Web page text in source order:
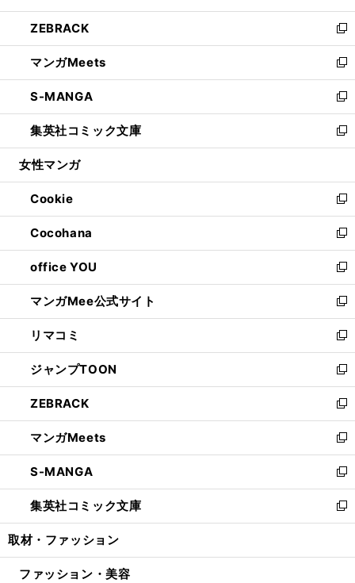
開
く
ウ
で
開
く
ン
ド
ウ
で
開
く
ウ
ィ
ン
ド
ウ
で
開
く
し
い
ウ
ィ
ン
ド
ウ
で
開
ZEBRACK
新
し
い
ウ
ィ
ン
ド
ウ
開
く
マンガMeets
新
し
い
ウ
ィ
ン
ウ
で
開
く
S-MANGA
新
し
い
ウ
ン
ド
ウ
で
開
く
集英社コミック文庫
新
し
ウ
ィ
ン
ド
ウ
で
開
く
女性マンガ
Cookie
新
し
い
ウ
ィ
ン
ド
ウ
で
開
く
Cocohana
新
し
い
ウ
ィ
ン
ド
ウ
で
開
く
office YOU
新
し
い
ウ
ィ
ン
ド
ウ
で
開
く
マンガMee公式サイト
新
し
い
ウ
ィ
ン
ド
ウ
で
開
く
リマコミ
新
し
い
ウ
ィ
ン
ド
ウ
で
開
く
ジャンプTOON
新
し
い
ウ
ィ
ン
ド
ウ
で
開
ZEBRACK
新
し
い
ウ
ィ
ン
ド
ウ
開
マンガMeets
新
し
い
ウ
ィ
ン
ウ
S-MANGA
新
し
い
ウ
ン
集英社コミック文庫
新
し
ウ
取材・ファッション
ファッション・美容